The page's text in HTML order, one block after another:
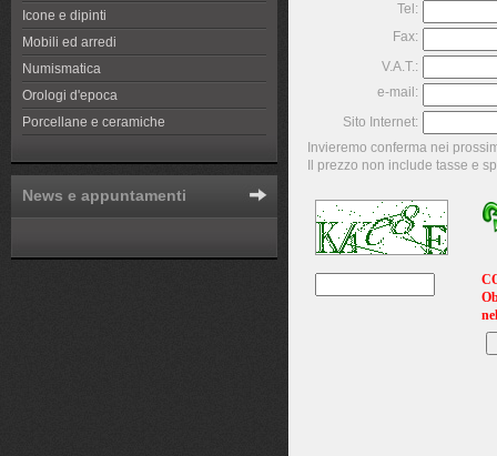
Icone e dipinti
Mobili ed arredi
Numismatica
Orologi d'epoca
Porcellane e ceramiche
News e appuntamenti
Tel:
Fax:
V.A.T.:
e-mail:
Sito Internet:
Invieremo conferma nei
Il prezzo non include tasse e